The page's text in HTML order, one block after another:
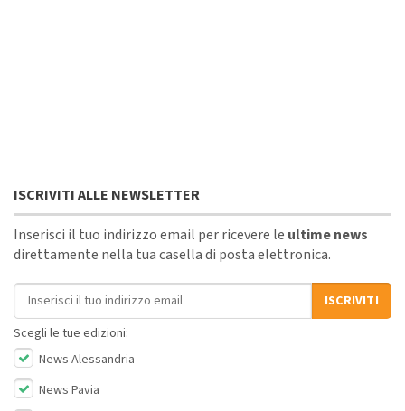
ISCRIVITI ALLE NEWSLETTER
Inserisci il tuo indirizzo email per ricevere le ultime news
direttamente nella tua casella di posta elettronica.
Indirizzo email
ISCRIVITI
Scegli le tue edizioni:
News Alessandria
News Pavia